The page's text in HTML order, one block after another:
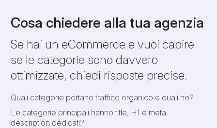
Cosa chiedere alla tua agenzia
Se hai un eCommerce e vuoi capire
se le categorie sono davvero
ottimizzate, chiedi risposte precise.
Quali categorie portano traffico organico e quali no?
Le categorie principali hanno title, H1 e meta
description dedicati?